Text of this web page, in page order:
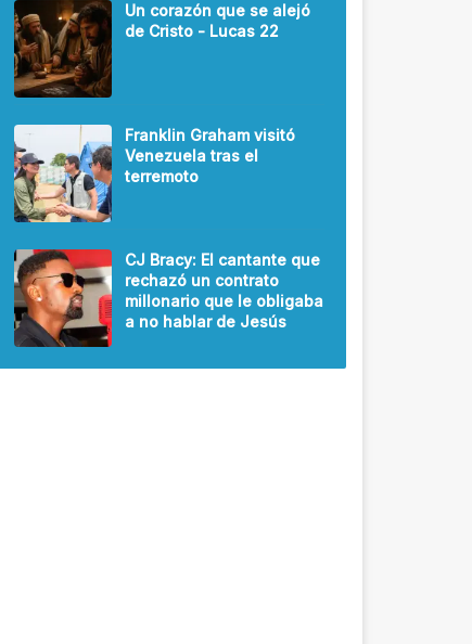
Un corazón que se alejó
de Cristo - Lucas 22
Franklin Graham visitó
Venezuela tras el
terremoto
CJ Bracy: El cantante que
rechazó un contrato
millonario que le obligaba
a no hablar de Jesús